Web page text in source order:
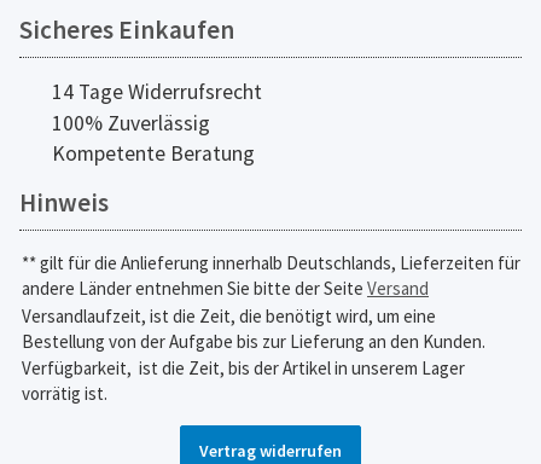
Sicheres Einkaufen
14 Tage Widerrufsrecht
100% Zuverlässig
Kompetente Beratung
Hinweis
** gilt für die Anlieferung innerhalb Deutschlands, Lieferzeiten für
andere Länder entnehmen Sie bitte der Seite Versand
Versandlaufzeit, ist die Zeit, die benötigt wird, um eine
Bestellung von der Aufgabe bis zur Lieferung an den Kunden.
Verfügbarkeit, ist die Zeit, bis der Artikel in unserem Lager
vorrätig ist.
Vertrag widerrufen